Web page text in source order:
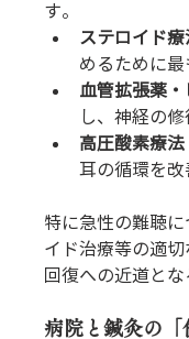
す。
ステロイド療
めるために最
血管拡張薬・
し、神経の修
高圧酸素療法
耳の循環を改
特に急性の難聴
イド治療等の適切
回復への近道とな
病院と鍼灸の「